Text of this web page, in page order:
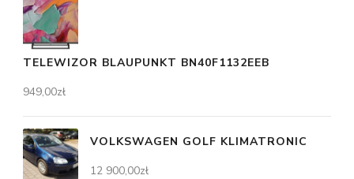
TELEWIZOR BLAUPUNKT BN40F1132EEB
949,00zł
VOLKSWAGEN GOLF KLIMATRONIC
12 900,00zł